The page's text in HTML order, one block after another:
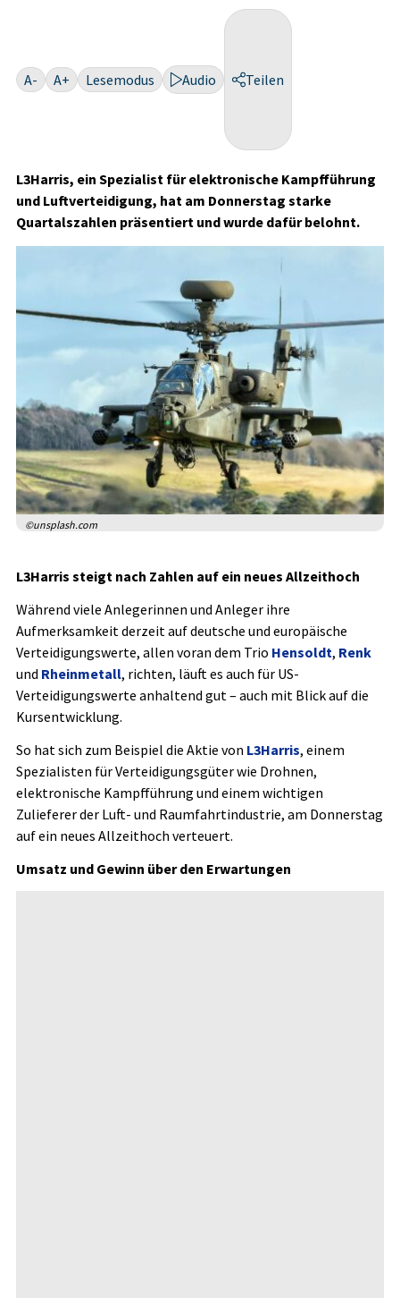
A- A+ Lesemodus Audio Teilen
L3Harris, ein Spezialist für elektronische Kampfführung
und Luftverteidigung, hat am Donnerstag starke
Quartalszahlen präsentiert und wurde dafür belohnt.
©unsplash.com
L3Harris steigt nach Zahlen auf ein neues Allzeithoch
Während viele Anlegerinnen und Anleger ihre
Aufmerksamkeit derzeit auf deutsche und europäische
Verteidigungswerte, allen voran dem Trio Hensoldt, Renk
und Rheinmetall, richten, läuft es auch für US-
Verteidigungswerte anhaltend gut – auch mit Blick auf die
Kursentwicklung.
So hat sich zum Beispiel die Aktie von L3Harris, einem
Spezialisten für Verteidigungsgüter wie Drohnen,
elektronische Kampfführung und einem wichtigen
Zulieferer der Luft- und Raumfahrtindustrie, am Donnerstag
auf ein neues Allzeithoch verteuert.
Umsatz und Gewinn über den Erwartungen